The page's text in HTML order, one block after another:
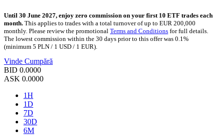
Until 30 June 2027, enjoy zero commission on your first 10 ETF trades each
month. This applies to trades with a total turnover of up to EUR 200,000
monthly. Please review the promotional Terms and Conditions for full details.
The lowest commission within the 30 days prior to this offer was 0.1%
(minimum 5 PLN / 1 USD / 1 EUR).
Vinde Cumpără
BID 0.0000
ASK 0.0000
1H
1D
7D
30D
6M